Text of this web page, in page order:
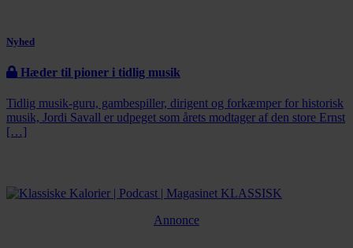
Nyhed
Hæder til pioner i tidlig musik
Tidlig musik-guru, gambespiller, dirigent og forkæmper for historisk
musik, Jordi Savall er udpeget som årets modtager af den store Ernst
[…]
Annonce